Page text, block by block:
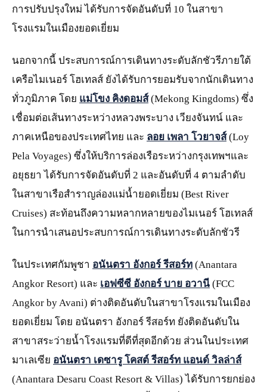
การปรับปรุงใหม่ ได้รับการจัดอันดับที่ 10 ในสาขา
โรงแรมในเมืองยอดเยี่ยม
นอกจากนี้ ประสบการณ์การเดินทางระดับลักชัวรีภายใต้
เครือไมเนอร์ โฮเทลส์ ยังได้รับการยอมรับจากนักเดินทาง
ทั่วภูมิภาค โดย แม่โขง คิงดอมส์(Mekong Kingdoms) ซึ่ง
เชื่อมต่อเส้นทางระหว่างหลวงพระบาง เวียงจันทน์ และ
ภาคเหนือของประเทศไทย และ ลอย เพลา โวยาจส์(Loy
Pela Voyages) ซึ่งให้บริการล่องเรือระหว่างกรุงเทพฯและ
อยุธยา ได้รับการจัดอันดับที่ 2 และอันดับที่ 4 ตามลำดับ
ในสาขาเรือสำราญล่องแม่น้ำยอดเยี่ยม (Best River
Cruises) สะท้อนถึงความหลากหลายของไมเนอร์ โฮเทลส์
ในการนำเสนอประสบการณ์การเดินทางระดับลักชัวรี
ในประเทศกัมพูชา อนันตรา อังกอร์ รีสอร์ท (Anantara
Angkor Resort) และ เอฟซีซี อังกอร์ บาย อวานี (FCC
Angkor by Avani) ต่างติดอันดับในสาขาโรงแรมในเมือง
ยอดเยี่ยม โดย อนันตรา อังกอร์ รีสอร์ท ยังติดอันดับใน
สาขาสระว่ายน้ำโรงแรมที่ดีที่สุดอีกด้วย ส่วนในประเทศ
มาเลเซีย อนันตรา เดซารู โคสต์ รีสอร์ท แอนด์ วิลล่าส์
(Anantara Desaru Coast Resort & Villas) ได้รับการยกย่อง